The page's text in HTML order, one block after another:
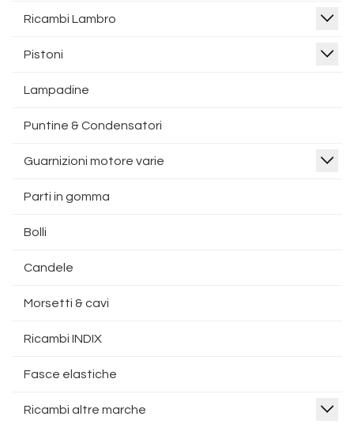
Ricambi Lambro
Pistoni
Lampadine
Puntine & Condensatori
Guarnizioni motore varie
Parti in gomma
Bolli
Candele
Morsetti & cavi
Ricambi INDIX
Fasce elastiche
Ricambi altre marche